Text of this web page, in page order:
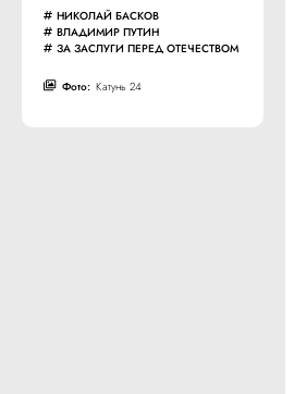
НИКОЛАЙ БАСКОВ
ВЛАДИМИР ПУТИН
ЗА ЗАСЛУГИ ПЕРЕД ОТЕЧЕСТВОМ
Фото: Катунь 24